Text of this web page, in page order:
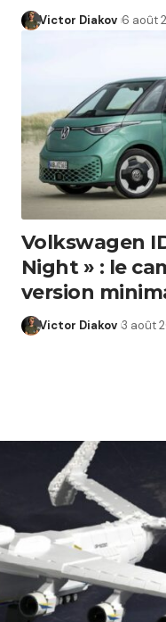
Victor Diakov 6 août
Volkswagen
Night » : le
version
Victor Diakov 3 août